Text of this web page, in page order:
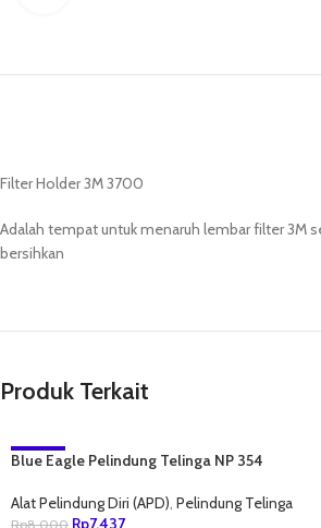
Filter Holder 3M 3700
Adalah tempat untuk menaruh lembar filter 3M
bersihkan
Produk Terkait
-7%
Blue Eagle Pelindung Telinga NP 354
Alat Pelindung Diri (APD), Pelindung Telinga
Rp8,000